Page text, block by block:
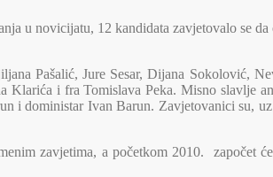
u novicijatu, 12 kandidata zavjetovalo se
Pašalić, Jure Sesar, Dijana Sokolović,
Klarića i fra Tomislava Peka. Misno slavlje
i doministar Ivan Barun. Zavjetovanici su,
zavjetima, a početkom 2010. započet